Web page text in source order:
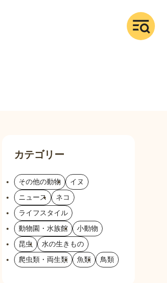
カテゴリー
その他の動物
イヌ
ニュース
ネコ
ライフスタイル
動物園・水族館
小動物
昆虫
水の生きもの
爬虫類・両生類
魚類 鳥類